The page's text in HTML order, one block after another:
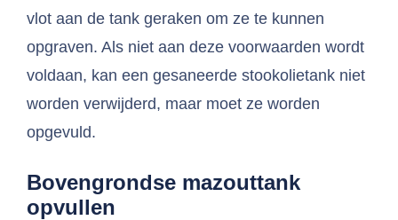
vlot aan de tank geraken om ze te kunnen
opgraven. Als niet aan deze voorwaarden wordt
voldaan, kan een gesaneerde stookolietank niet
worden verwijderd, maar moet ze worden
opgevuld.
Bovengrondse mazouttank
opvullen